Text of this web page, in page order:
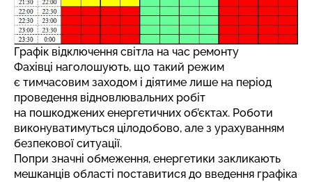
Графік відключення світла на час ремонту
Фахівці наголошують, що такий режим
є тимчасовим заходом і діятиме лише на період
проведення відновлювальних робіт
на пошкоджених енергетичних об’єктах. Роботи
виконуватимуться цілодобово, але з урахуванням
безпекової ситуації.
Попри значні обмеження, енергетики закликають
мешканців області поставитися до введення графіка